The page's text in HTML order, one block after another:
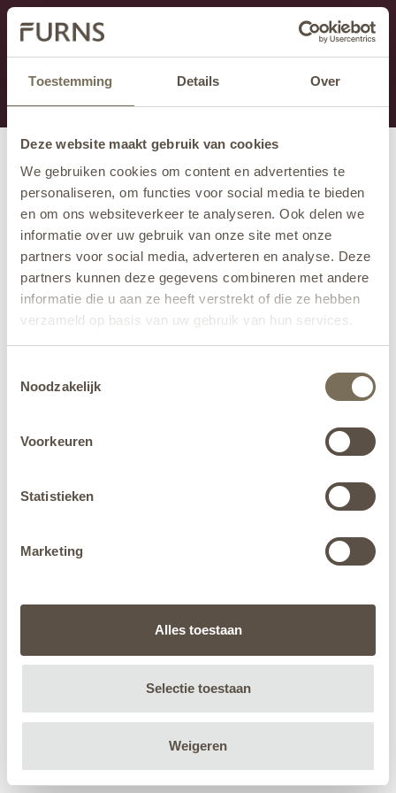
Toestemming Details Over
Deze website maakt gebruik van cookies
We gebruiken cookies om content en advertenties te
personaliseren, om functies voor social media te bieden
en om ons websiteverkeer te analyseren. Ook delen we
informatie over uw gebruik van onze site met onze
partners voor social media, adverteren en analyse. Deze
partners kunnen deze gegevens combineren met andere
informatie die u aan ze heeft verstrekt of die ze hebben
verzameld op basis van uw gebruik van hun services.
jehier.
Noodzakelijk
Voorkeuren
Statistieken
Marketing
Alles toestaan
Selectie toestaan
Weigeren
Ten dział jest obecnie w konserwacji. Jeśli brakuje Ci
informacji.
możesz zadzwonić pod numer +31 413 351 272 lub